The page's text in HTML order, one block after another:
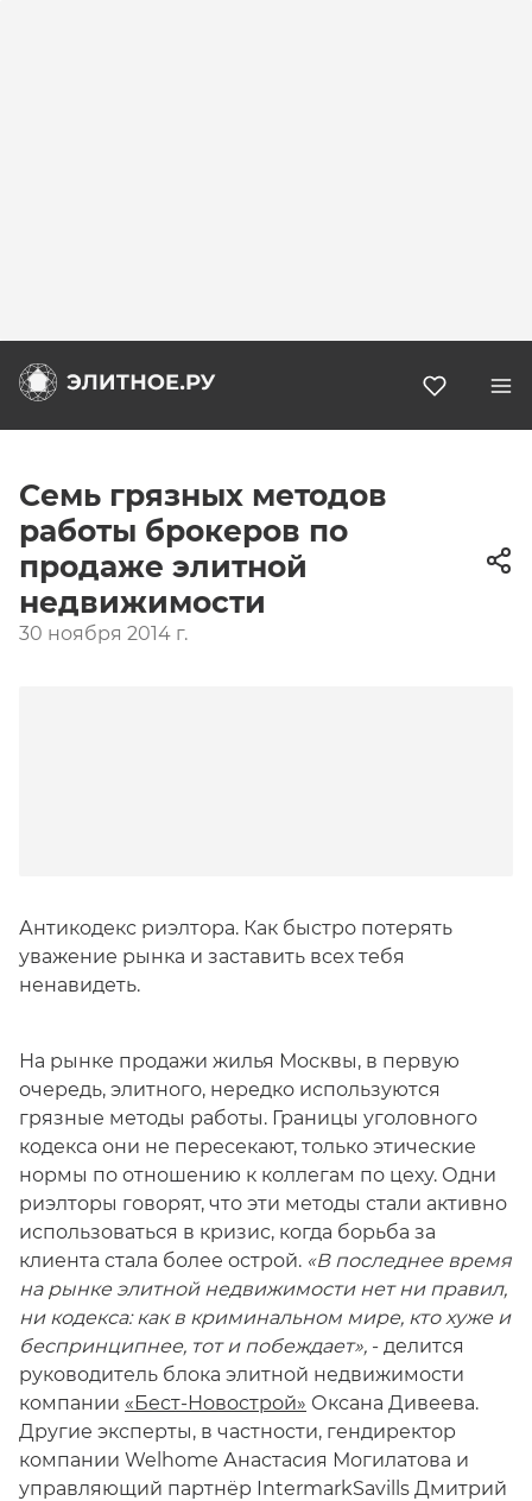
Семь грязных методов
работы брокеров по
продаже элитной
недвижимости
30 ноября 2014 г.
Антикодекс риэлтора. Как быстро потерять
уважение рынка и заставить всех тебя
ненавидеть.
На рынке продажи жилья Москвы, в первую
очередь, элитного, нередко используются
грязные методы работы. Границы уголовного
кодекса они не пересекают, только этические
нормы по отношению к коллегам по цеху. Одни
риэлторы говорят, что эти методы стали активно
использоваться в кризис, когда борьба за
клиента стала более острой. «В последнее время
на рынке элитной недвижимости нет ни правил,
ни кодекса: как в криминальном мире, кто хуже и
беспринципнее, тот и побеждает», - делится
руководитель блока элитной недвижимости
компании «Бест-Новострой» Оксана Дивеева.
Другие эксперты, в частности, гендиректор
компании Welhome Анастасия Могилатова и
управляющий партнёр IntermarkSavills Дмитрий